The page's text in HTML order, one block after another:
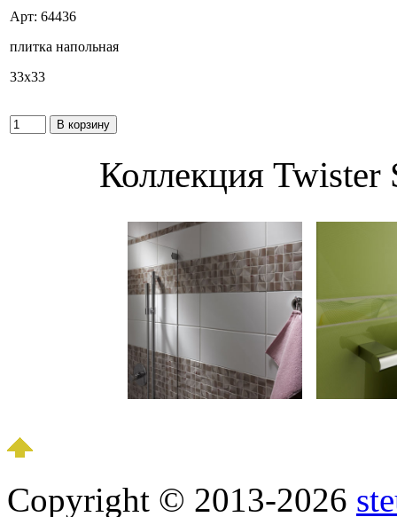
Арт: 64436
плитка напольная
33x33
Коллекция Twister
Copyright © 2013-2026